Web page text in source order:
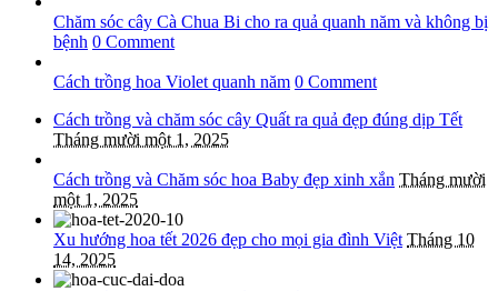
Chăm sóc cây Cà Chua Bi cho ra quả quanh năm và không bị
bệnh 0 Comment
Cách trồng hoa Violet quanh năm 0 Comment
Cách trồng và chăm sóc cây Quất ra quả đẹp đúng dịp Tết
Tháng mười một 1, 2025
Cách trồng và Chăm sóc hoa Baby đẹp xinh xắn Tháng mười
một 1, 2025
Xu hướng hoa tết 2026 đẹp cho mọi gia đình Việt Tháng 10
14, 2025